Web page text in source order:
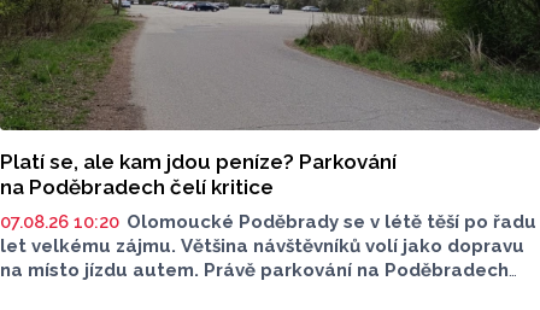
Platí se, ale kam jdou peníze? Parkování
na Poděbradech čelí kritice
07.08.26 10:20 Olomoucké Poděbrady se v létě těší po řadu
let velkému zájmu. Většina návštěvníků volí jako dopravu
na místo jízdu autem. Právě parkování na Poděbradech